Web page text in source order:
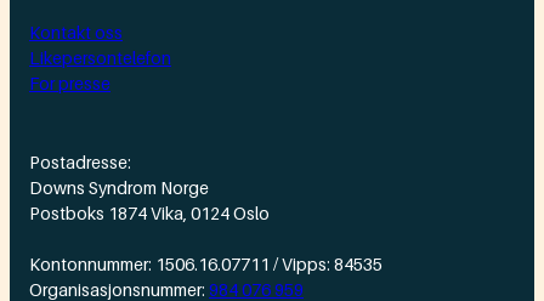
Kontakt oss
Likepersontelefon
For presse
Postadresse:
Downs Syndrom Norge
Postboks 1874 Vika, 0124 Oslo
Kontonnummer: 1506.16.07711 / Vipps: 84535
Organisasjonsnummer: 984 076 959